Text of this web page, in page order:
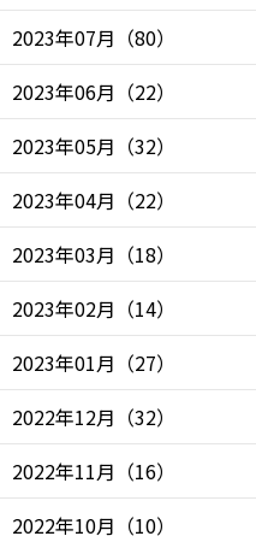
2023年07月 （80）
2023年06月 （22）
2023年05月 （32）
2023年04月 （22）
2023年03月 （18）
2023年02月 （14）
2023年01月 （27）
2022年12月 （32）
2022年11月 （16）
2022年10月 （10）